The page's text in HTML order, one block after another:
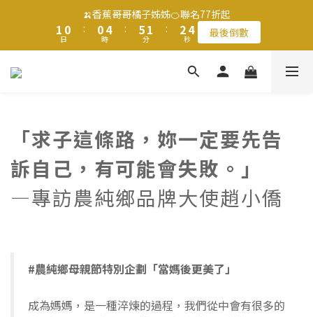
🍌香蕉哥哥橘子姊姊🍊聯名77折起
1
0
0
日
:
1
0
5
4
3
時
:
6
5
4
2
1
0
分
:
3
2
1
4
3
2
0
秒 最後倒數
🍌香蕉哥哥橘子姊姊🍊聯名77折起
1
0
0
日
:
1
0
5
4
3
時
:
6
5
4
2
1
0
分
:
3
2
1
4
3
2
0
秒 最後倒數
滿$1250免運費 立即選購>
🍌香蕉哥哥橘子姊姊🍊聯名77折起
4
3
2
1
0
9
3
1
0
日
9
3
2
1
0
7
6
5
4
3
2
時
:
8
7
6
5
4
3
4
2
1
0
分
:
5
3
2
1
0
6
4
3
2
1
秒
「求子這條路，妳一定要先告
訴自己，有可能會失敗。」
—專訪農純鄉品牌大使趙小僑
#農純鄉母親節特別企劃「當媽後更美了」
成為媽媽，是一種淬煉的過程，我們從中會有很多的